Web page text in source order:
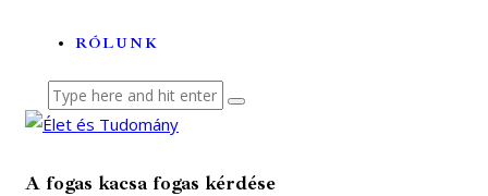
RÓLUNK
A fogas kacsa fogas kérdése